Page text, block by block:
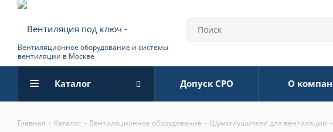
Вентиляционное оборудование и системы
вентиляции в Москве
Каталог Допуск СРО О
Главная - Каталог - Вентиляционное оборудование - Шумоглушители для вентиляции -